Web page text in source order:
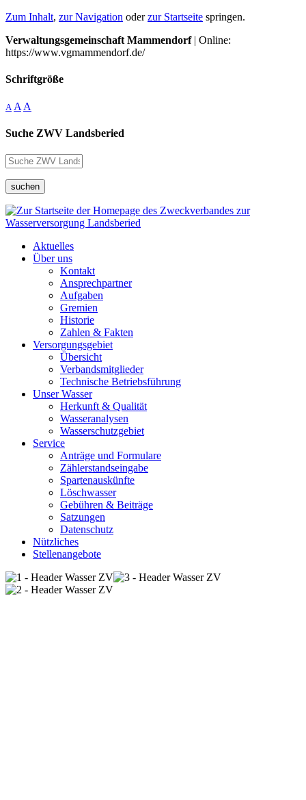
Zum Inhalt, zur Navigation oderzur Startseite springen.
Verwaltungsgemeinschaft Mammendorf| Online:
https://www.vgmammendorf.de/
Schriftgröße
A A A
Suche ZWV Landsberied
suchen
Aktuelles
Über uns
Kontakt
Ansprechpartner
Aufgaben
Gremien
Historie
Zahlen & Fakten
Versorgungsgebiet
Übersicht
Verbandsmitglieder
Technische Betriebsführung
Unser Wasser
Herkunft & Qualität
Wasseranalysen
Wasserschutzgebiet
Service
Anträge und Formulare
Zählerstandseingabe
Spartenauskünfte
Löschwasser
Gebühren & Beiträge
Satzungen
Datenschutz
Nützliches
Stellenangebote